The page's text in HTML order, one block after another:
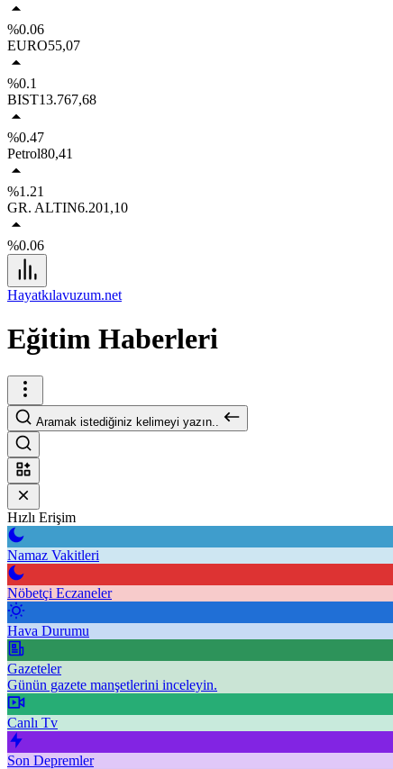
%0.06
EURO55,07
%0.1
BIST13.767,68
%0.47
Petrol80,41
%1.21
GR. ALTIN6.201,10
%0.06
Hayatkılavuzum.net
Eğitim Haberleri
Aramak istediğiniz kelimeyi yazın..
Hızlı Erişim
Namaz Vakitleri
Nöbetçi Eczaneler
Hava Durumu
Gazeteler
Günün gazete manşetlerini inceleyin.
Canlı Tv
Son Depremler